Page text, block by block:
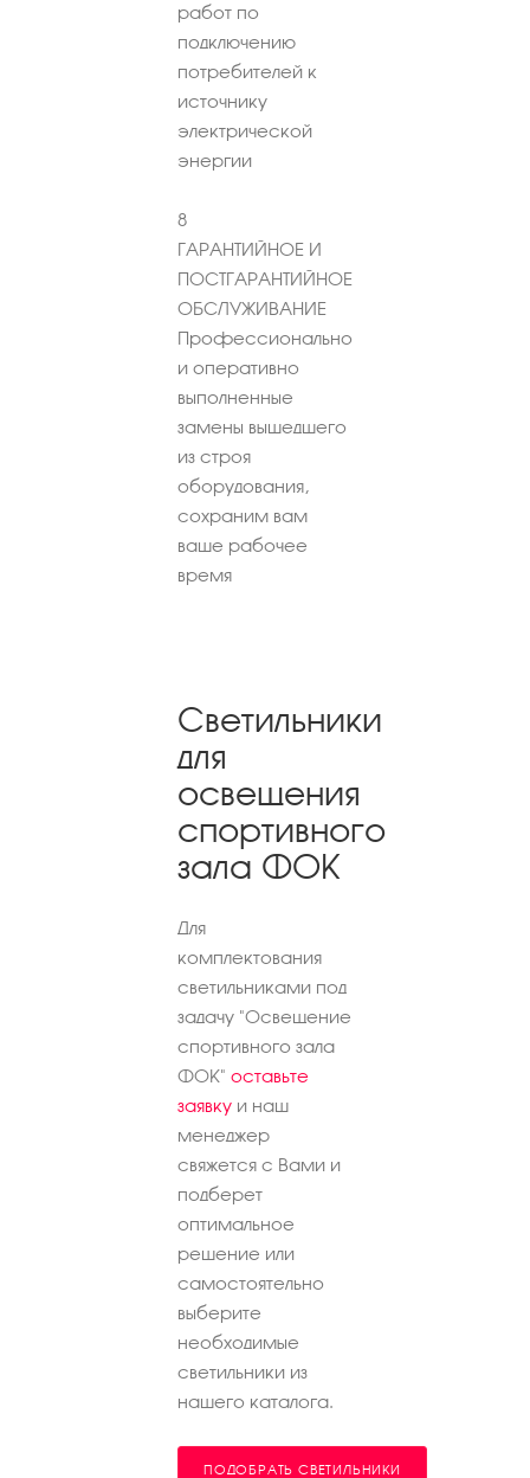
работ по
подключению
потребителей к
источнику
электрической
энергии
8
ГАРАНТИЙНОЕ И
ПОСТГАРАНТИЙНОЕ
ОБСЛУЖИВАНИЕ
Профессионально
и оперативно
выполненные
замены вышедшего
из строя
оборудования,
сохраним вам
ваше рабочее
время
Светильники
для
освещения
спортивного
зала ФОК
Для
комплектования
светильниками под
задачу "Освещение
спортивного зала
ФОК" оставьте
заявку и наш
менеджер
свяжется с Вами и
подберет
оптимальное
решение или
самостоятельно
выберите
необходимые
светильники из
нашего каталога.
ПОДОБРАТЬ СВЕТИЛЬНИКИ